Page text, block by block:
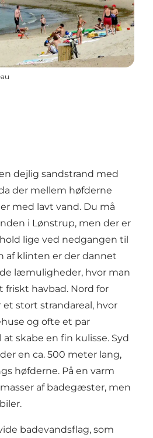
dejlig sandstrand med
der mellem høfderne
med lavt vand. Du må
i Lønstrup, men der er
lige ved nedgangen til
af klinten er der dannet
læmuligheder, hvor man
friskt havbad. Nord for
et stort strandareal, hvor
og ofte et par
skabe en fin kulisse. Syd
en ca. 500 meter lang,
høfderne. På en varm
af badegæster, men
badevandsflag, som